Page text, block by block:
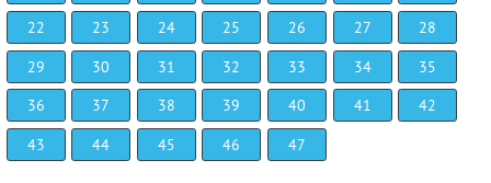
22
23 24 25 26 27
28
29
30 31 32 33 34
35
36
37 38 39 40 41
42
43
44 45 46 47